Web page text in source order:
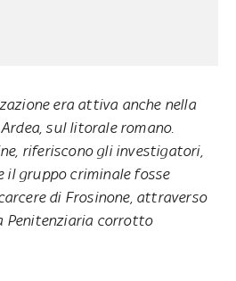
era attiva anche nella
sul litorale romano.
riferiscono gli investigatori,
il gruppo criminale fosse
di Frosinone, attraverso
Penitenziaria corrotto